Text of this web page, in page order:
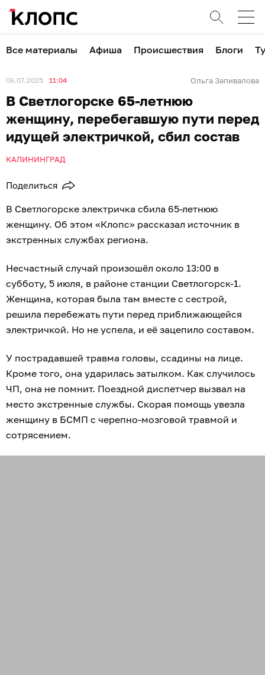
Все материалы Афиша Происшествия Блоги
06.07.2025 11:04 Ольга Запивалова
В Светлогорске 65-летнюю
женщину, перебегавшую пути перед
идущей электричкой, сбил состав
КАЛИНИНГРАД
Поделиться
В Светлогорске электричка сбила 65-летнюю
женщину. Об этом «Клопс» рассказал источник в
экстренных службах региона.
Несчастный случай произошёл около 13:00 в
субботу, 5 июля, в районе станции Светлогорск-1.
Женщина, которая была там вместе с сестрой,
решила перебежать пути перед приближающейся
электричкой. Но не успела, и её зацепило составом.
У пострадавшей травма головы, ссадины на лице.
Кроме того, она ударилась затылком. Как случилось
ЧП, она не помнит. Поездной диспетчер вызвал на
место экстренные службы. Скорая помощь увезла
женщину в БСМП с черепно-мозговой травмой и
сотрясением.